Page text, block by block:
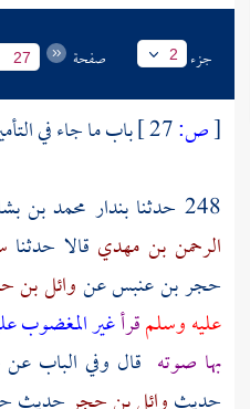
جزء 2 صفحة 27
[ص:
باب ما جاء في
248 حدثنا
بندار محمد بن
الرحمن بن مهدي قالا حدثنا
حجر بن عنبسعنوائل بن
عليه وسلمقرأغير المغضوب
بها صوته قال وفي الباب